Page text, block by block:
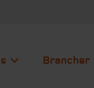
Brancher